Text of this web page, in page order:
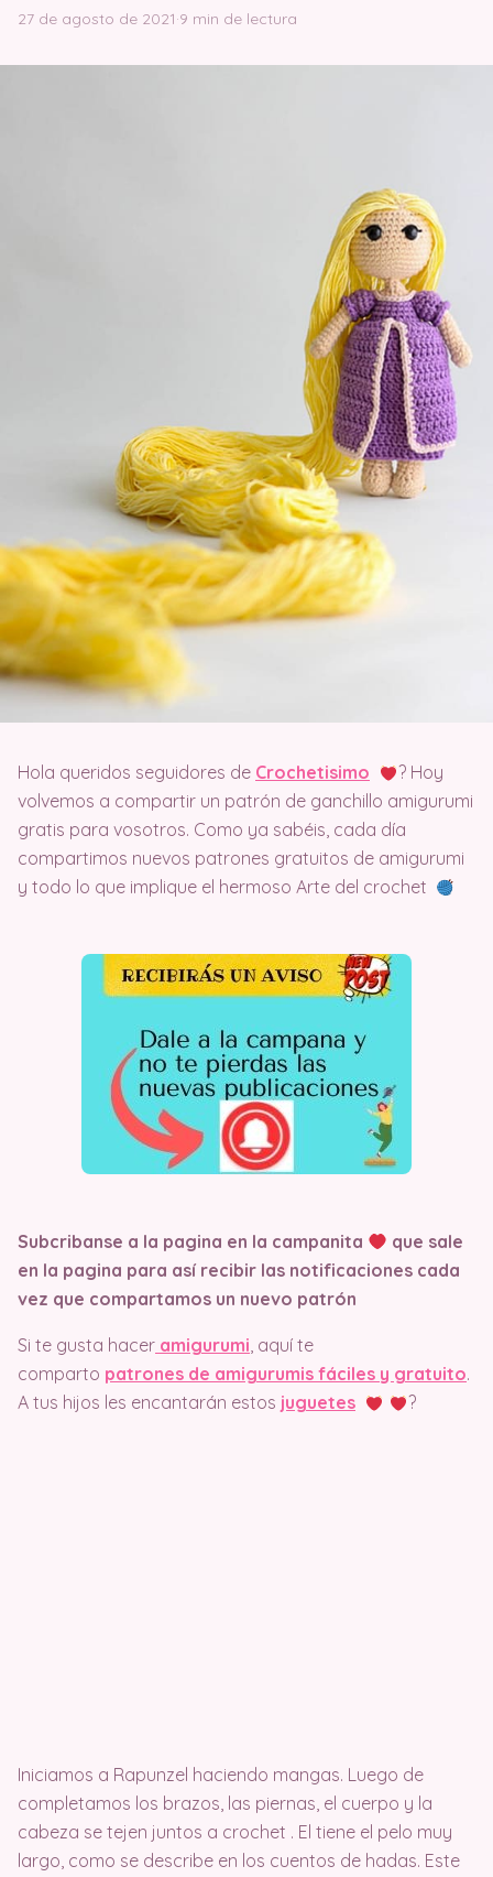
27 de agosto de 2021·9 min de lectura
Hola queridos seguidores de Crochetisimo
? Hoy
volvemos a compartir un patrón de ganchillo amigurumi
gratis para vosotros. Como ya sabéis, cada día
compartimos nuevos patrones gratuitos de amigurumi
y todo lo que implique el hermoso Arte del crochet
Subcribanse a la pagina en la campanita
que sale
en la pagina para así recibir las notificaciones cada
vez que compartamos un nuevo patrón
Si te gusta hacer amigurumi, aquí te
comparto patrones de amigurumis fáciles y gratuito.
A tus hijos les encantarán estos juguetes ?
Iniciamos a Rapunzel haciendo mangas. Luego de
completamos los brazos, las piernas, el cuerpo y la
cabeza se tejen juntos a crochet . El tiene el pelo muy
largo, como se describe en los cuentos de hadas. Este